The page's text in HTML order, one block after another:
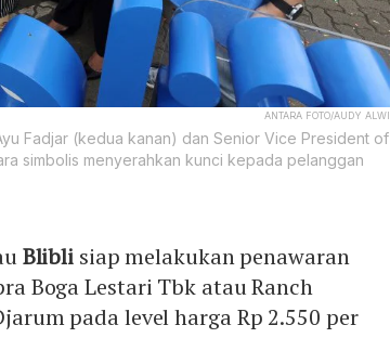
ANTARA FOTO/AUDY ALWI
Fadjar (kedua kanan) dan Senior Vice President of
simbolis menyerahkan kunci kepada pelanggan
Blibli siap melakukan penawaran
Boga Lestari Tbk atau Ranch
pada level harga Rp 2.550 per